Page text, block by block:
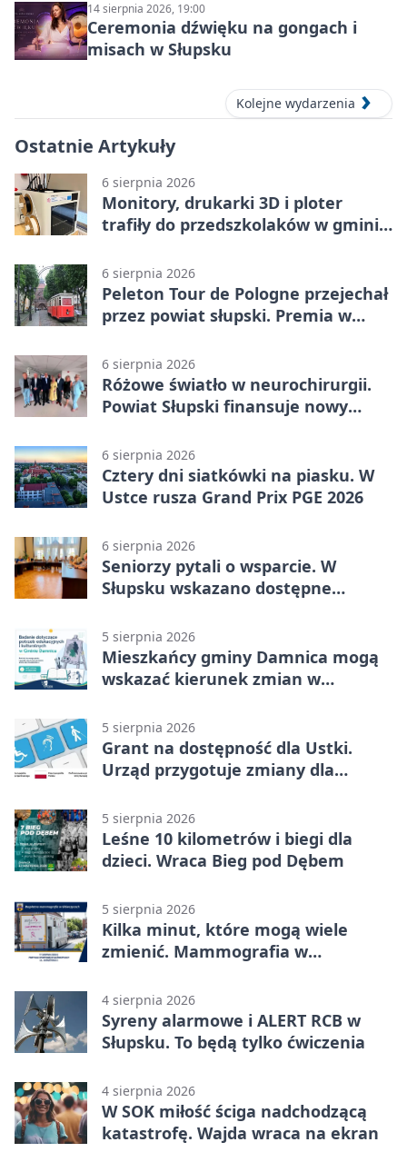
14 sierpnia 2026, 19:00
Ceremonia dźwięku na gongach i
misach w Słupsku
Kolejne wydarzenia
Ostatnie Artykuły
6 sierpnia 2026
Monitory, drukarki 3D i ploter
trafiły do przedszkolaków w gminie
6 sierpnia 2026
Peleton Tour de Pologne przejechał
przez powiat słupski. Premia w
6 sierpnia 2026
Różowe światło w neurochirurgii.
Powiat Słupski finansuje nowy
6 sierpnia 2026
Cztery dni siatkówki na piasku. W
Ustce rusza Grand Prix PGE 2026
6 sierpnia 2026
Seniorzy pytali o wsparcie. W
Słupsku wskazano dostępne
5 sierpnia 2026
Mieszkańcy gminy Damnica mogą
wskazać kierunek zmian w
5 sierpnia 2026
Grant na dostępność dla Ustki.
Urząd przygotuje zmiany dla
5 sierpnia 2026
Leśne 10 kilometrów i biegi dla
dzieci. Wraca Bieg pod Dębem
5 sierpnia 2026
Kilka minut, które mogą wiele
zmienić. Mammografia w
4 sierpnia 2026
Syreny alarmowe i ALERT RCB w
Słupsku. To będą tylko ćwiczenia
4 sierpnia 2026
W SOK miłość ściga nadchodzącą
katastrofę. Wajda wraca na ekran